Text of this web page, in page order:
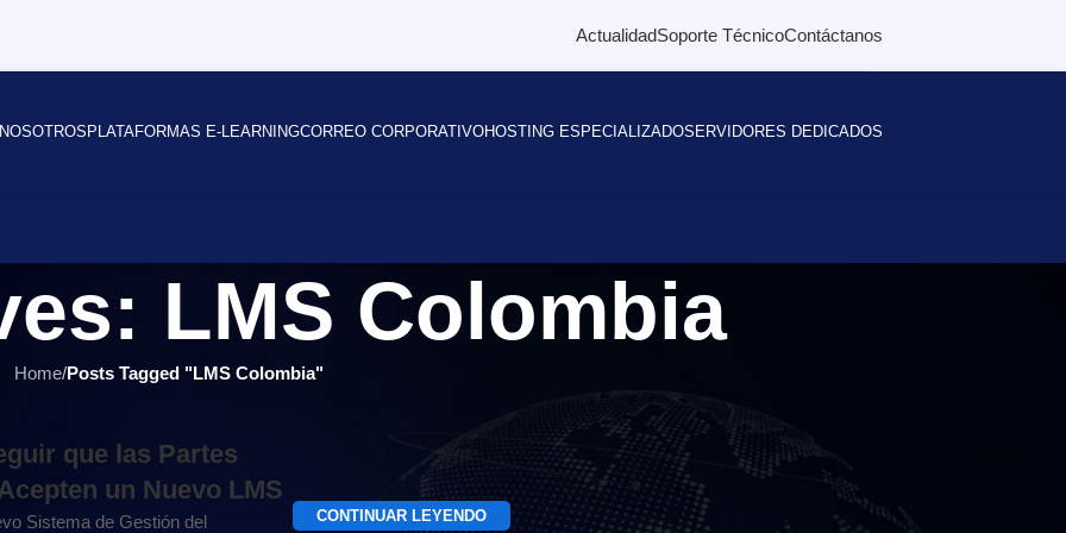
ActualidadSoporte TécnicoContáctanos
NOSOTROSPLATAFORMAS E-LEARNINGCORREO CORPORATIVOHOSTING ESPECIALIZADOSERVIDORES DEDICADOS
LMS Colombia
Home/Posts Tagged "LMS Colombia"
que las Partes
un Nuevo LMS
Sistema de Gestión del
CONTINUAR LEYENDO
BUSCAR